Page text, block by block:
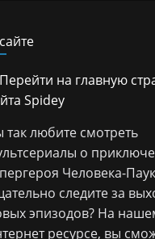
так любите смотреть
о
Человека-
следите за
эпизодов? На
ресурсе, вы